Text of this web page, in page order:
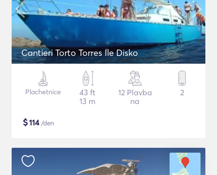
Cantieri Torto Torres Ile Disko
Plachetnice
43 ft
13 m
12 Plavba
na
2
$114/den